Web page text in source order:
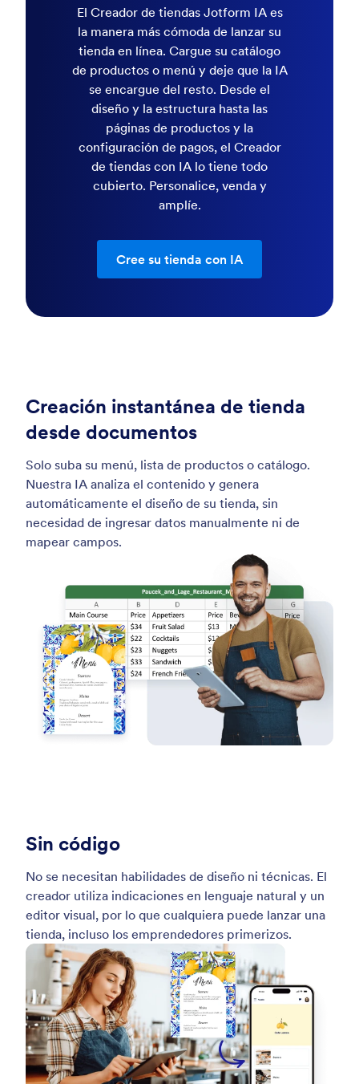
El Creador de tiendas Jotform IA es
la manera más cómoda de lanzar su
tienda en línea. Cargue su catálogo
de productos o menú y deje que la IA
se encargue del resto. Desde el
diseño y la estructura hasta las
páginas de productos y la
configuración de pagos, el Creador
de tiendas con IA lo tiene todo
cubierto. Personalice, venda y
amplíe.
Cree su tienda con IA
Creación instantánea de tienda
desde documentos
Solo suba su menú, lista de productos o catálogo.
Nuestra IA analiza el contenido y genera
automáticamente el diseño de su tienda, sin
necesidad de ingresar datos manualmente ni de
mapear campos.
Sin código
No se necesitan habilidades de diseño ni técnicas. El
creador utiliza indicaciones en lenguaje natural y un
editor visual, por lo que cualquiera puede lanzar una
tienda, incluso los emprendedores primerizos.